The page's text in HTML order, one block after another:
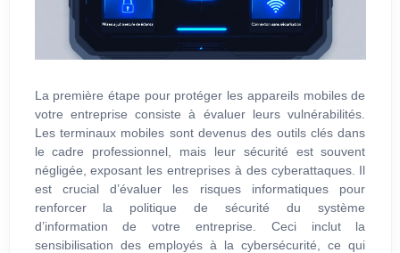
La première étape pour protéger les appareils mobiles de
votre entreprise consiste à évaluer leurs vulnérabilités.
Les terminaux mobiles sont devenus des outils clés dans
le cadre professionnel, mais leur sécurité est souvent
négligée, exposant les entreprises à des cyberattaques. Il
est crucial d’évaluer les risques informatiques pour
renforcer la politique de sécurité du système
d’information de votre entreprise. Ceci inclut la
sensibilisation des employés à la cybersécurité, ce qui